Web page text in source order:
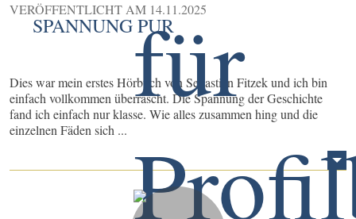
VERÖFFENTLICHT AM 14.11.2025
SPANNUNG PUR
Dies war mein erstes Hörbuch von Sebastian Fitzek und ich bin
einfach vollkommen überrascht. Die Spannung der Geschichte
fand ich einfach nur klasse. Wie alles zusammen hing und die
einzelnen Fäden sich ...